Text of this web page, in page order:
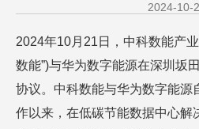
2024-10-
2024年10月21日，中科数能产
数能”)与华为数字能源在深圳坂
协议。中科数能与华为数字能源
作以来，在低碳节能数据中心解